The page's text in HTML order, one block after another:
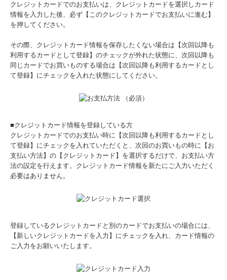
クレジットカードでのお支払いは、クレジットカードを選択しカード
情報を入力した後、必ず【このクレジットカードでお支払いに進む】
を押してください。
その際、クレジットカード情報を保存したくない場合は【次回以降も
利用するカードとして登録】のチェックが外れた状態に、次回以降も
同じカードでお買いものする場合は【次回以降も利用するカードとし
て登録】にチェックを入れた状態にしてください。
■クレジットカード情報を登録している方
クレジットカードでのお支払い時に【次回以降も利用するカードとし
て登録】にチェックを入れていただくと、次回のお買いもの時に【お
支払い方法】の【クレジットカード】を選択するだけで、お支払い方
法の設定を行えます。クレジットカード情報を新たにご入力いただく
必要はありません。
登録しているクレジットカードと別のカードでお支払いの場合には、
【新しいクレジットカードを入力】にチェックを入れ、カード情報の
ご入力をお願いいたします。